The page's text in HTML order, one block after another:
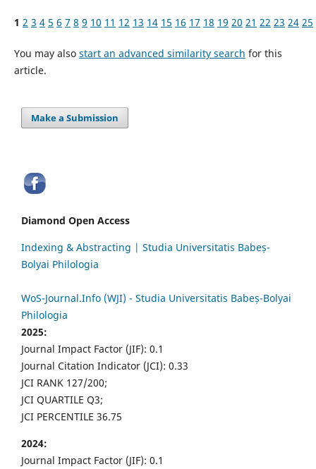
1 2 3 4 5 6 7 8 9 10 11 12 13 14 15 16 17 18 19 20 21 22 23 24 25
You may also start an advanced similarity search for this
article.
Make a Submission
Diamond Open Access
Indexing & Abstracting | Studia Universitatis Babeș-
Bolyai Philologia
WoS-Journal.Info (WJI) - Studia Universitatis Babeș-Bolyai
Philologia
2025:
Journal Impact Factor (JIF): 0.1
Journal Citation Indicator (JCI): 0.33
JCI RANK 127/200;
JCI QUARTILE Q3;
JCI PERCENTILE 36.75
2024:
Journal Impact Factor (JIF): 0.1